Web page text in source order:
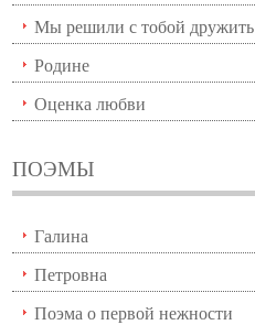
Мы решили с тобой дружить
Родине
Оценка любви
ПОЭМЫ
Галина
Петровна
Поэма о первой нежности